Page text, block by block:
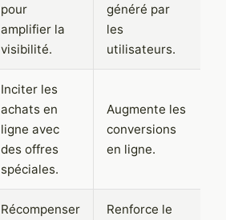
pour
amplifier la
visibilité.
généré par
les
utilisateurs.
Inciter les
achats en
ligne avec
des offres
spéciales.
Augmente les
conversions
en ligne.
Récompenser
Renforce le